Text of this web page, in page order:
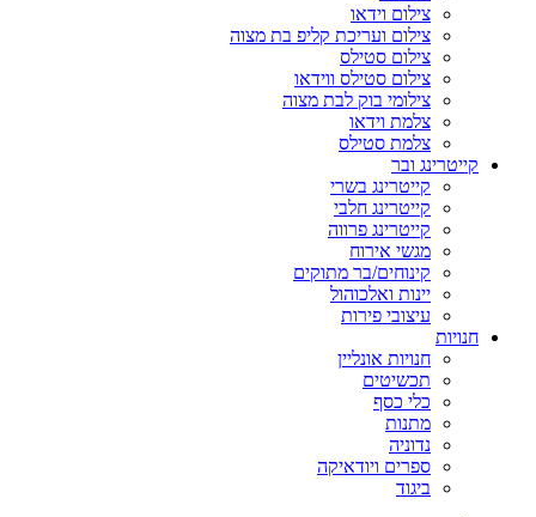
צילום וידאו
צילום ועריכת קליפ בת מצוה
צילום סטילס
צילום סטילס ווידאו
צילומי בוק לבת מצוה
צלמת וידאו
צלמת סטילס
קייטרינג ובר
קייטרינג בשרי
קייטרינג חלבי
קייטרינג פרווה
מגשי אירוח
קינוחים/בר מתוקים
יינות ואלכוהול
עיצובי פירות
חנויות
חנויות אונליין
תכשיטים
כלי כסף
מתנות
נדוניה
ספרים ויודאיקה
ביגוד